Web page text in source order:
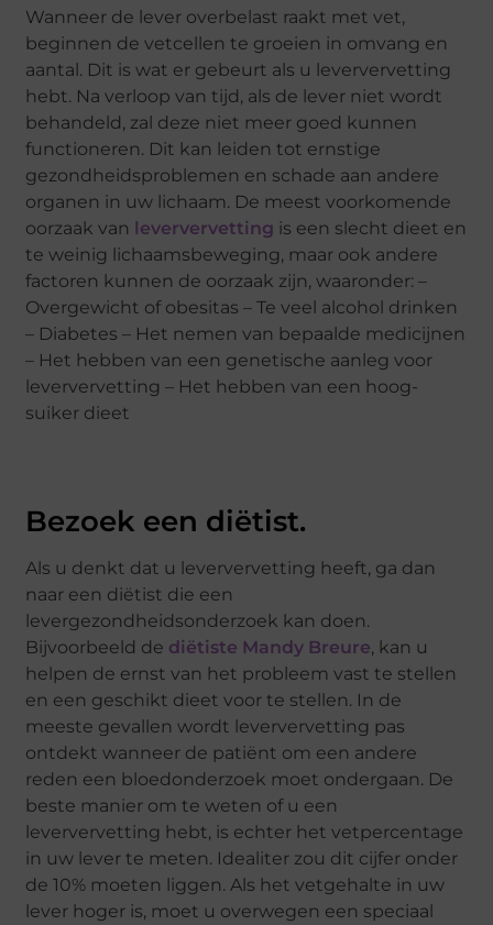
Wanneer de lever overbelast raakt met vet,
beginnen de vetcellen te groeien in omvang en
aantal. Dit is wat er gebeurt als u leververvetting
hebt. Na verloop van tijd, als de lever niet wordt
behandeld, zal deze niet meer goed kunnen
functioneren. Dit kan leiden tot ernstige
gezondheidsproblemen en schade aan andere
organen in uw lichaam. De meest voorkomende
oorzaak van leververvetting is een slecht dieet en
te weinig lichaamsbeweging, maar ook andere
factoren kunnen de oorzaak zijn, waaronder: –
Overgewicht of obesitas – Te veel alcohol drinken
– Diabetes – Het nemen van bepaalde medicijnen
– Het hebben van een genetische aanleg voor
leververvetting – Het hebben van een hoog-
suiker dieet
Bezoek een diëtist.
Als u denkt dat u leververvetting heeft, ga dan
naar een diëtist die een
levergezondheidsonderzoek kan doen.
Bijvoorbeeld de diëtiste Mandy Breure, kan u
helpen de ernst van het probleem vast te stellen
en een geschikt dieet voor te stellen. In de
meeste gevallen wordt leververvetting pas
ontdekt wanneer de patiënt om een andere
reden een bloedonderzoek moet ondergaan. De
beste manier om te weten of u een
leververvetting hebt, is echter het vetpercentage
in uw lever te meten. Idealiter zou dit cijfer onder
de 10% moeten liggen. Als het vetgehalte in uw
lever hoger is, moet u overwegen een speciaal